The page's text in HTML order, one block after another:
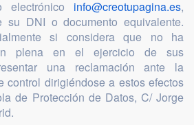
electrónico info@creotupagina.es,
su DNI o documento equivalente.
si considera que no ha
plena en el ejercicio de sus
una reclamación ante la
control dirigiéndose a estos efectos
de Protección de Datos, C/ Jorge